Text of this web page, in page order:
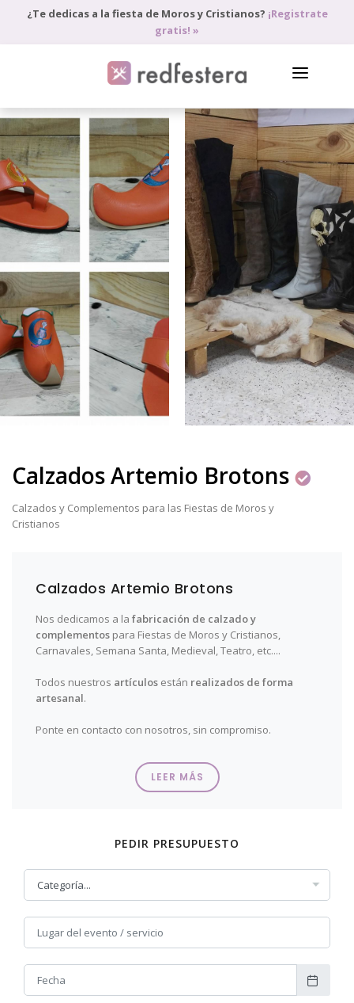
¿Te dedicas a la fiesta de Moros y Cristianos? ¡Registrate
gratis! »
DIRECTORIO DE PROFESIONALES
PEDIR PRESUPUESTO
BLOG
ANÚNCIATE
ACCEDE
Calzados Artemio Brotons
Calzados y Complementos para las Fiestas de Moros y
Cristianos
Calzados Artemio Brotons
Nos dedicamos a la fabricación de calzado y
complementos para Fiestas de Moros y Cristianos,
Carnavales, Semana Santa, Medieval, Teatro, etc....
Todos nuestros artículos están realizados de forma
artesanal.
Ponte en contacto con nosotros, sin compromiso.
Entra en nuestra Tienda Escaparate
algunos de nuestros modelos.
EL FORMULARIO DE ESTA PÁGINA
LEER MÁS
PEDIR PRESUPUESTO